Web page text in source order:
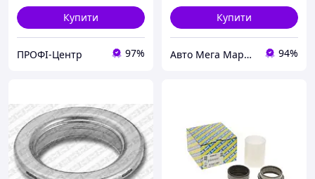
Купити
ПРОФІ-Центр 97%
Купити
Авто Мега Маркет 94%